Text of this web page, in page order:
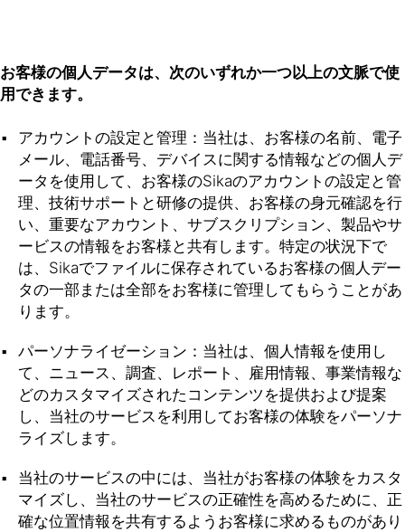
お客様の個人データは、次のいずれか一つ以上の文脈で使
用できます。
アカウントの設定と管理：当社は、お客様の名前、電子
メール、電話番号、デバイスに関する情報などの個人デ
ータを使用して、お客様のSikaのアカウントの設定と管
理、技術サポートと研修の提供、お客様の身元確認を行
い、重要なアカウント、サブスクリプション、製品やサ
ービスの情報をお客様と共有します。特定の状況下で
は、Sikaでファイルに保存されているお客様の個人デー
タの一部または全部をお客様に管理してもらうことがあ
ります。
パーソナライゼーション：当社は、個人情報を使用し
て、ニュース、調査、レポート、雇用情報、事業情報な
どのカスタマイズされたコンテンツを提供および提案
し、当社のサービスを利用してお客様の体験をパーソナ
ライズします。
当社のサービスの中には、当社がお客様の体験をカスタ
マイズし、当社のサービスの正確性を高めるために、正
確な位置情報を共有するようお客様に求めるものがあり